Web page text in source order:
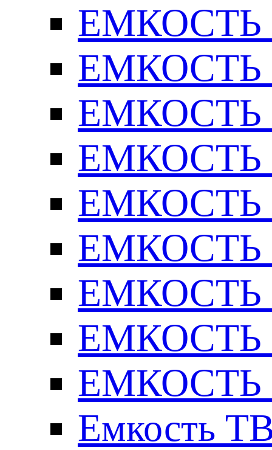
ЕМКОСТЬ
ЕМКОСТЬ
ЕМКОСТЬ
ЕМКОСТЬ
ЕМКОСТЬ
ЕМКОСТЬ
ЕМКОСТЬ
ЕМКОСТЬ
ЕМКОСТЬ
Емкость